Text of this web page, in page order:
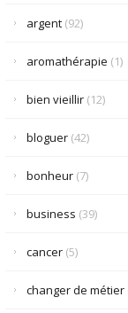
argent(92)
aromathérapie (1)
bien vieillir(12)
bloguer(42)
bonheur(7)
business (39)
cancer(5)
changer de métier